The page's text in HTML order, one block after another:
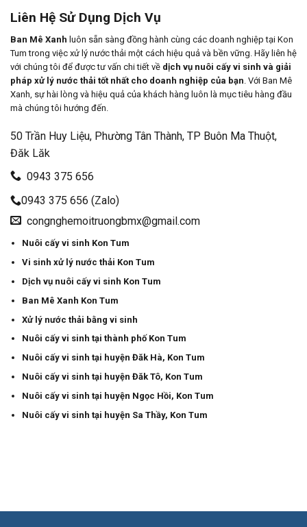
Liên Hệ Sử Dụng Dịch Vụ
Ban Mê Xanh luôn sẵn sàng đồng hành cùng các doanh nghiệp tại Kon
Tum trong việc xử lý nước thải một cách hiệu quả và bền vững. Hãy liên hệ
với chúng tôi để được tư vấn chi tiết về dịch vụ nuôi cấy vi sinh và giải
pháp xử lý nước thải tốt nhất cho doanh nghiệp của bạn . Với Ban Mê
Xanh, sự hài lòng và hiệu quả của khách hàng luôn là mục tiêu hàng đầu
mà chúng tôi hướng đến.
50 Trần Huy Liệu, Phường Tân Thành, TP Buôn Ma Thuột,
Đăk Lăk
0943 375 656
0943 375 656 (Zalo)
congnghemoitruongbmx@gmail.com
Nuôi cấy vi sinh Kon Tum
Vi sinh xử lý nước thải Kon Tum
Dịch vụ nuôi cấy vi sinh Kon Tum
Ban Mê Xanh Kon Tum
Xử lý nước thải bằng vi sinh
Nuôi cấy vi sinh tại thành phố Kon Tum
Nuôi cấy vi sinh tại huyện Đăk Hà, Kon Tum
Nuôi cấy vi sinh tại huyện Đăk Tô, Kon Tum
Nuôi cấy vi sinh tại huyện Ngọc Hồi, Kon Tum
Nuôi cấy vi sinh tại huyện Sa Thầy, Kon Tum